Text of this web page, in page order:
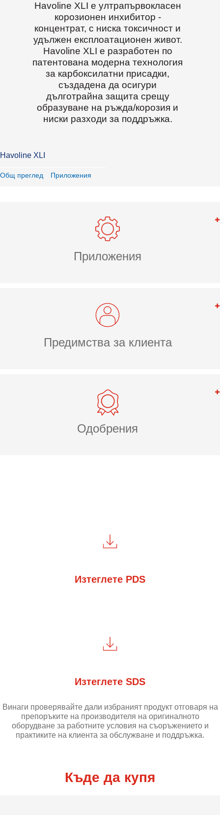
Havoline XLI е ултрапървокласен
корозионен инхибитор -
концентрат, с ниска токсичност и
удължен експлоатационен живот.
Havoline XLI е разработен по
патентована модерна технология
за карбоксилатни присадки,
създадена да осигури
дълготрайна защита срещу
образуване на ръжда/корозия и
ниски разходи за поддръжка.
Havoline XLI
Общ преглед Приложения
Приложения
Предимства за клиента
Одобрения
Изтеглете PDS
Изтеглете SDS
Винаги проверявайте дали избраният продукт отговаря на
препоръките на производителя на оригиналното
оборудване за работните условия на съоръжението и
практиките на клиента за обслужване и поддръжка.
Къде да купя